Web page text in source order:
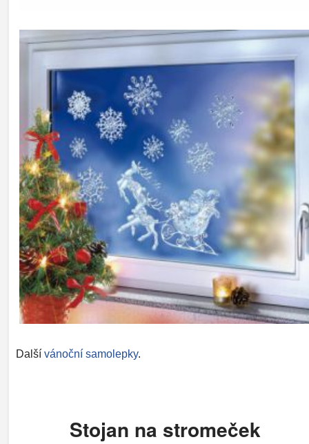
Další vánoční samolepky.
Stojan na stromeček